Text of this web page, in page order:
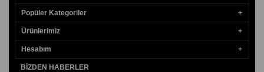
Popüler Kategoriler
Ürünlerimiz
Hesabım
BIZDEN HABERLER